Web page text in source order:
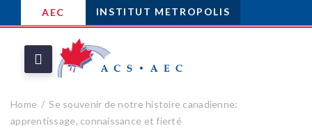
AEC INSTITUT METROPOLIS
Home
Se souvenir de notre histoire canadienne:
apprentissage, connaissance et fierté